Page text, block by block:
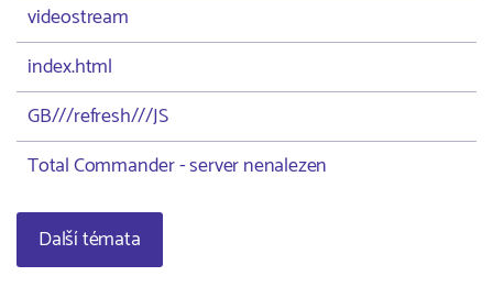
videostream
index.html
GB///refresh///JS
Total Commander - server nenalezen
Další témata